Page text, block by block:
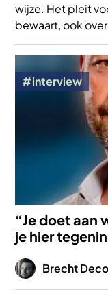
wijze. Het pleit
bewaart, ook
Afbeelding
interview
“Je doet aan
je hier
Afbeelding
Brecht